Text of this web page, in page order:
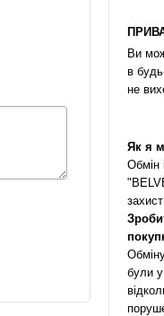
Ви
в
не
Як я
Обмін
були